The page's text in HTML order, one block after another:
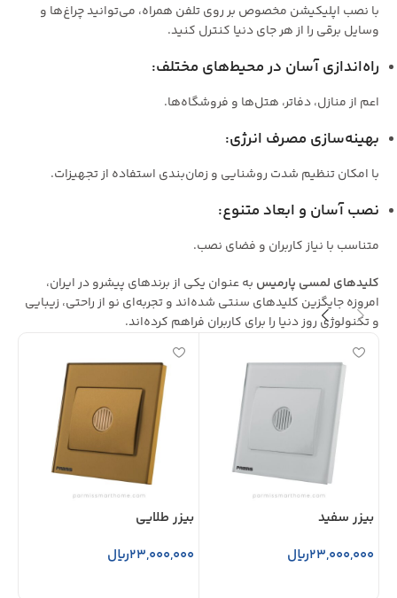
با نصب اپلیکیشن مخصوص بر روی تلفن همراه، می‌توانید چراغ‌ها و
وسایل برقی را از هر جای دنیا کنترل کنید.
راه‌اندازی آسان در محیط‌های مختلف:
اعم از منازل، دفاتر، هتل‌ها و فروشگاه‌ها.
بهینه‌سازی مصرف انرژی:
با امکان تنظیم شدت روشنایی و زمان‌بندی استفاده از تجهیزات.
نصب آسان و ابعاد متنوع:
متناسب با نیاز کاربران و فضای نصب.
کلیدهای لمسی پارمیس به عنوان یکی از برندهای پیشرو در ایران،
امروزه جایگزین کلیدهای سنتی شده‌اند و تجربه‌ای نو از راحتی، زیبایی
و تکنولوژی روز دنیا را برای کاربران فراهم کرده‌اند.
بیزر سفید
23,000,000ریال
بیزر طلایی
23,000,000ریال